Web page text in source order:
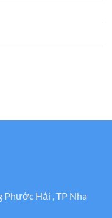
Hải , TP Nha